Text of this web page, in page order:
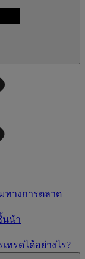
ทางการตลาด
นนำ
รดได้อย่างไร?